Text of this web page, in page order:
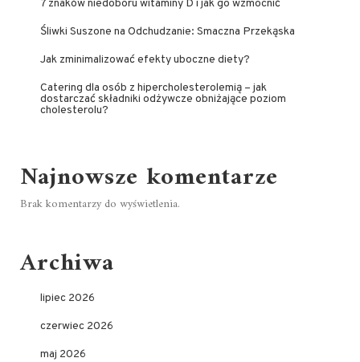
7 znaków niedoboru witaminy D i jak go wzmocnić
Śliwki Suszone na Odchudzanie: Smaczna Przekąska
Jak zminimalizować efekty uboczne diety?
Catering dla osób z hipercholesterolemią – jak
dostarczać składniki odżywcze obniżające poziom
cholesterolu?
Najnowsze komentarze
Brak komentarzy do wyświetlenia.
Archiwa
lipiec 2026
czerwiec 2026
maj 2026